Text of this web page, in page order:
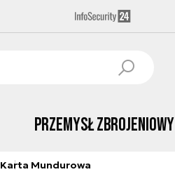
Przemysł Zbrojeniowy
Karta Mundurowa